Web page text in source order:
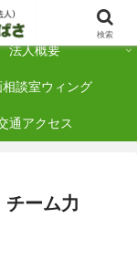
いる認定NPO法人です
法人概要
相談室ウィング
通アクセス
チーム力
検索